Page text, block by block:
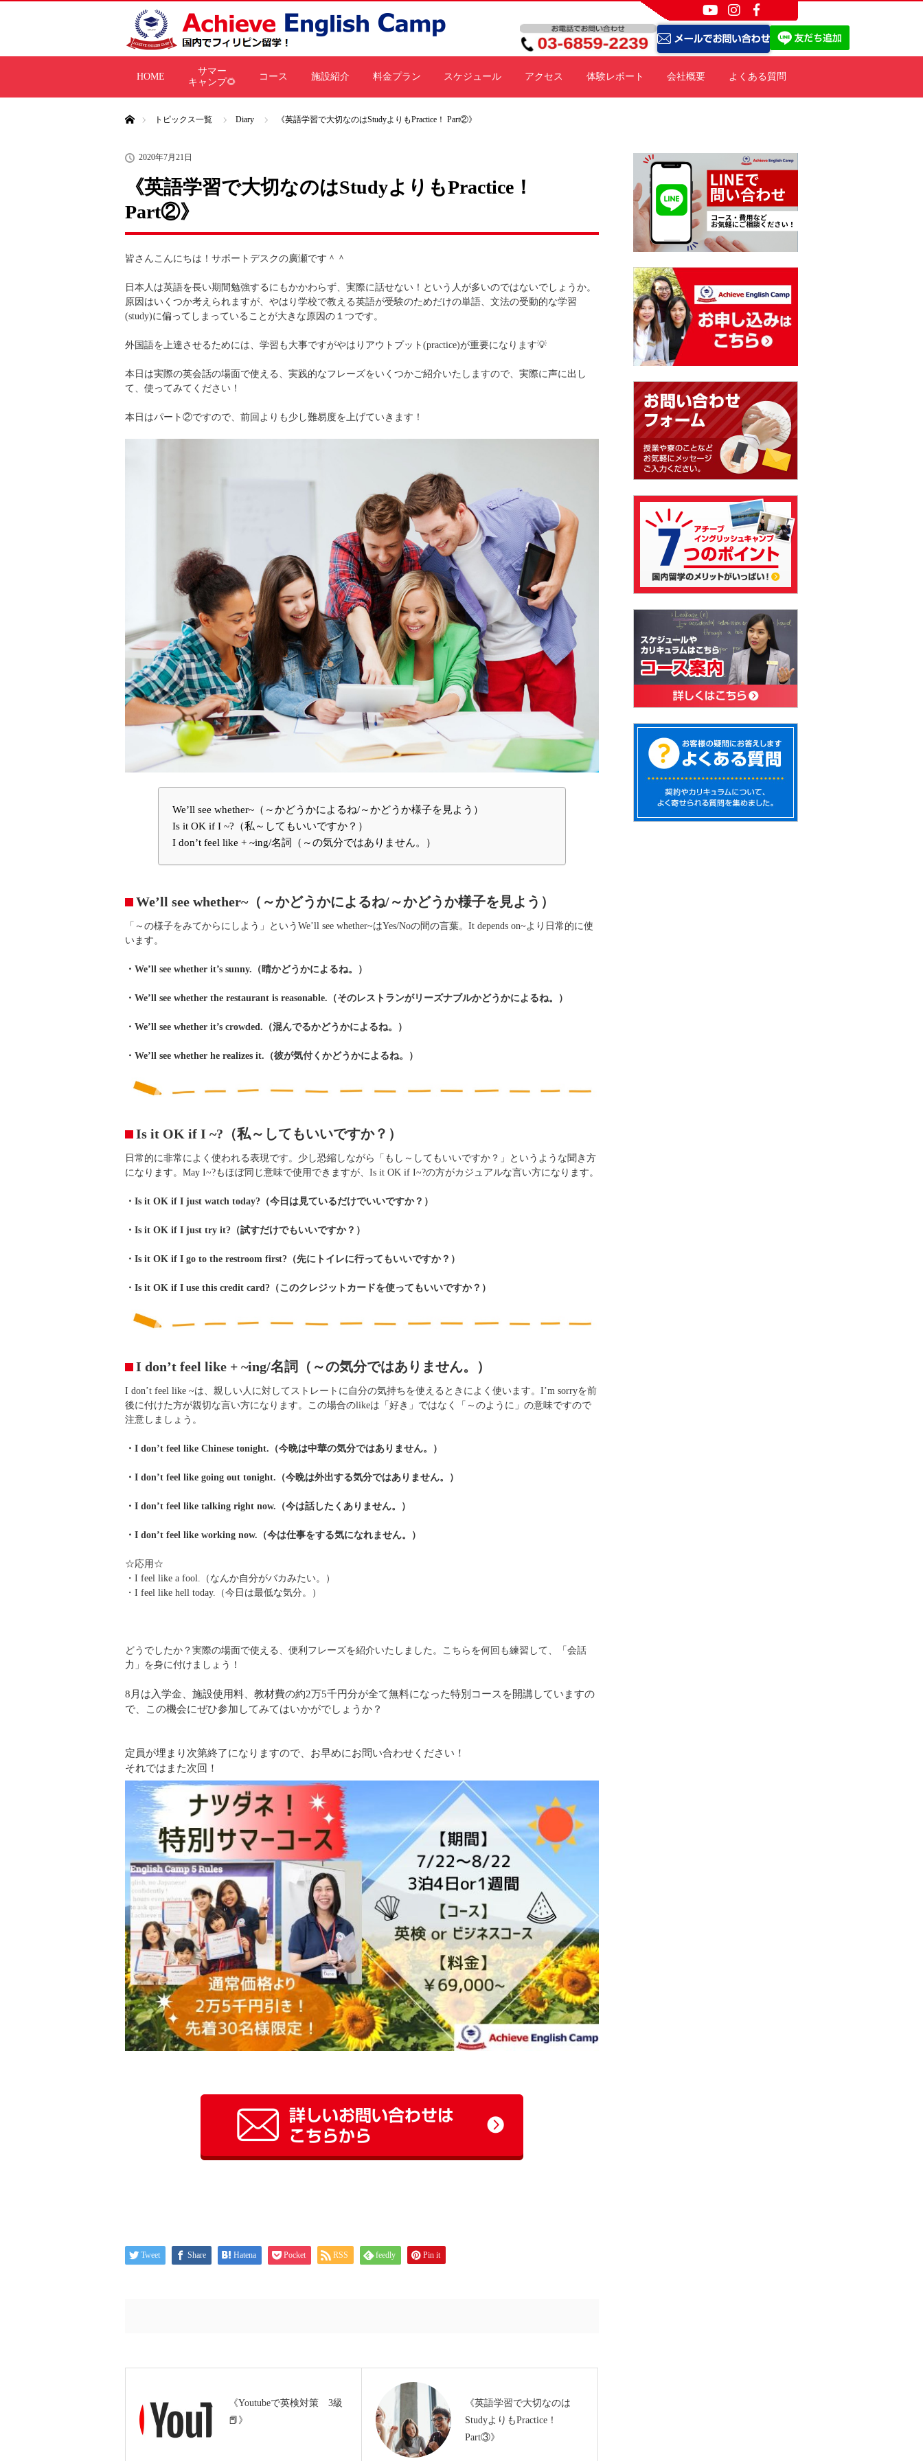
HOME
サマー
キャンプ🌻
コース 施設紹介 料金プラン スケジュール アクセス 体験レポート 会社概要 よくある質問
トピックス一覧
Diary 《英語学習で大切なのはStudyよりもPractice！ Part②》
2020年7月21日
《英語学習で大切なのはStudyよりもPractice！
Part②》
皆さんこんにちは！サポートデスクの廣瀬です＾＾
日本人は英語を長い期間勉強するにもかかわらず、実際に話せない！という人が多いのではないでしょうか。
原因はいくつか考えられますが、やはり学校で教える英語が受験のためだけの単語、文法の受動的な学習
(study)に偏ってしまっていることが大きな原因の１つです。
外国語を上達させるためには、学習も大事ですがやはりアウトプット(practice)が重要になります💡
本日は実際の英会話の場面で使える、実践的なフレーズをいくつかご紹介いたしますので、実際に声に出し
て、使ってみてください！
本日はパート②ですので、前回よりも少し難易度を上げていきます！
We’ll see whether~（～かどうかによるね/～かどうか様子を見よう）
Is it OK if I ~?（私～してもいいですか？）
I don’t feel like + ~ing/名詞（～の気分ではありません。）
We’ll see whether~（～かどうかによるね/～かどうか様子を見よう）
「～の様子をみてからにしよう」というWe’ll see whether~はYes/Noの間の言葉。It depends on~より日常的に使
います。
・We’ll see whether it’s sunny.（晴かどうかによるね。）
・We’ll see whether the restaurant is reasonable.（そのレストランがリーズナブルかどうかによるね。）
・We’ll see whether it’s crowded.（混んでるかどうかによるね。）
・We’ll see whether he realizes it.（彼が気付くかどうかによるね。）
Is it OK if I ~?（私～してもいいですか？）
日常的に非常によく使われる表現です。少し恐縮しながら「もし～してもいいですか？」というような聞き方
になります。May I~?もほぼ同じ意味で使用できますが、Is it OK if I~?の方がカジュアルな言い方になります。
・Is it OK if I just watch today?（今日は見ているだけでいいですか？）
・Is it OK if I just try it?（試すだけでもいいですか？）
・Is it OK if I go to the restroom first?（先にトイレに行ってもいいですか？）
・Is it OK if I use this credit card?（このクレジットカードを使ってもいいですか？）
I don’t feel like + ~ing/名詞（～の気分ではありません。）
I don’t feel like ~は、親しい人に対してストレートに自分の気持ちを使えるときによく使います。I’m sorryを前
後に付けた方が親切な言い方になります。この場合のlikeは「好き」ではなく「～のように」の意味ですので
注意しましょう。
・I don’t feel like Chinese tonight.（今晩は中華の気分ではありません。）
・I don’t feel like going out tonight.（今晩は外出する気分ではありません。）
・I don’t feel like talking right now.（今は話したくありません。）
・I don’t feel like working now.（今は仕事をする気になれません。）
☆応用☆
・I feel like a fool.（なんか自分がバカみたい。）
・I feel like hell today.（今日は最低な気分。）
どうでしたか？実際の場面で使える、便利フレーズを紹介いたしました。こちらを何回も練習して、「会話
力」を身に付けましょう！
8月は入学金、施設使用料、教材費の約2万5千円分が全て無料になった特別コースを開講していますの
で、この機会にぜひ参加してみてはいかがでしょうか？
定員が埋まり次第終了になりますので、お早めにお問い合わせください！
それではまた次回！
Tweet Share Hatena Pocket RSS feedly Pin it
《Youtubeで英検対策 3級
📕》
《英語学習で大切なのは
StudyよりもPractice！
Part③》